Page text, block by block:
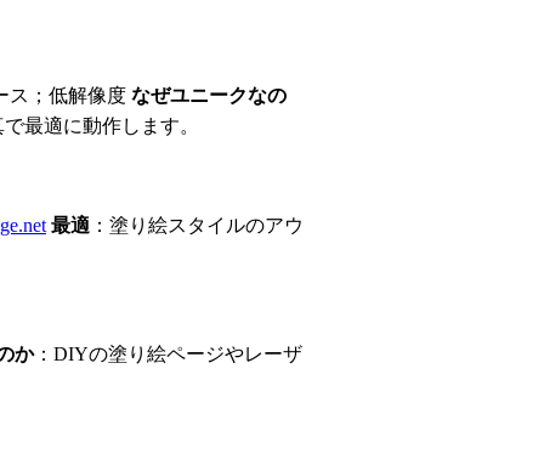
ス；低解像度 なぜユニークなの
最適に動作します。
最適 ：塗り絵スタイルのアウ
か：DIYの塗り絵ページやレーザ